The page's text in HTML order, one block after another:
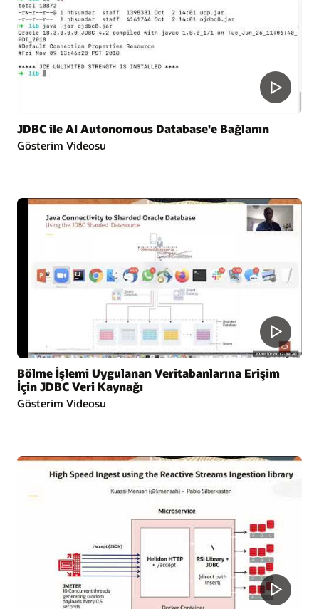
JDBC ile AI Autonomous Database'e Bağlanın
Gösterim Videosu
Bölme İşlemi Uygulanan Veritabanlarına Erişim
İçin JDBC Veri Kaynağı
Gösterim Videosu